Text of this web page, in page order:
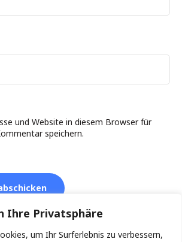
Ihre Privatsphäre
um Ihr Surferlebnis zu verbessern,
und Website in diesem Browser für
speichern.